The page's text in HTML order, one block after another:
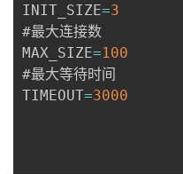
INIT_SIZE=3
#最大连接数
MAX_SIZE=100
#最大等待时间
TIMEOUT=3000